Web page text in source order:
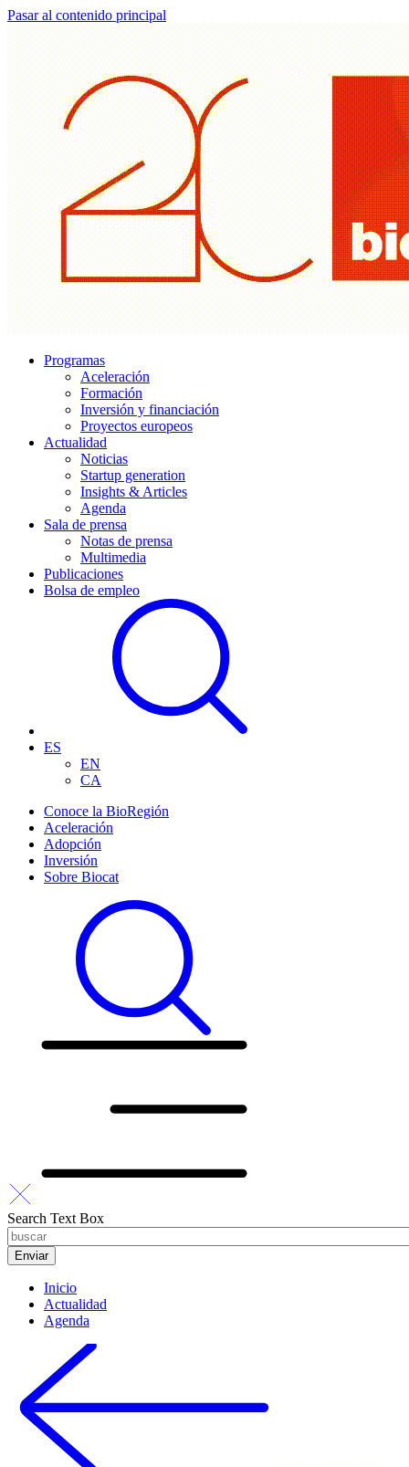
Pasar al contenido principal
Programas
Aceleración
Formación
Inversión y financiación
Proyectos europeos
Actualidad
Noticias
Startup generation
Insights & Articles
Agenda
Sala de prensa
Notas de prensa
Multimedia
Publicaciones
Bolsa de empleo
ES
EN
CA
Conoce la BioRegión
Aceleración
Adopción
Inversión
Sobre Biocat
Search Text Box
Inicio
Actualidad
Agenda